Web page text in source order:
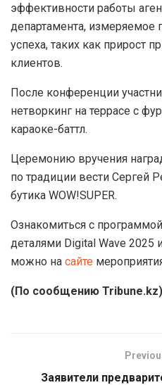
эффективности работы
департамента,
успеха, таких как прирост
клиентов.
После конференции
нетворкинг на террасе с
караоке-баттл.
Церемонию вручения
по традиции вести Сергей
бутика WOW!SUPER.
Ознакомиться с
деталями Digital Wave 2025
можно на сайте
(По сообщению Tribune.kz)
Заявители